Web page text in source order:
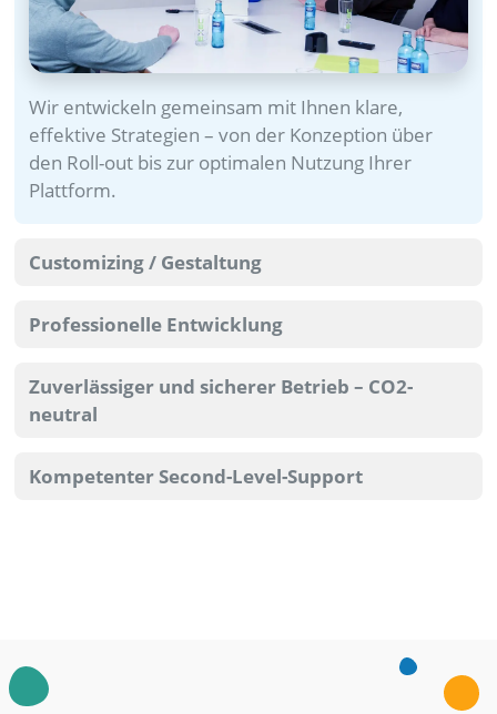
Wir entwickeln gemeinsam mit Ihnen klare,
effektive Strategien – von der Konzeption über
den Roll-out bis zur optimalen Nutzung Ihrer
Plattform.
Customizing / Gestaltung
Professionelle Entwicklung
Zuverlässiger und sicherer Betrieb – CO2-
neutral
Kompetenter Second-Level-Support